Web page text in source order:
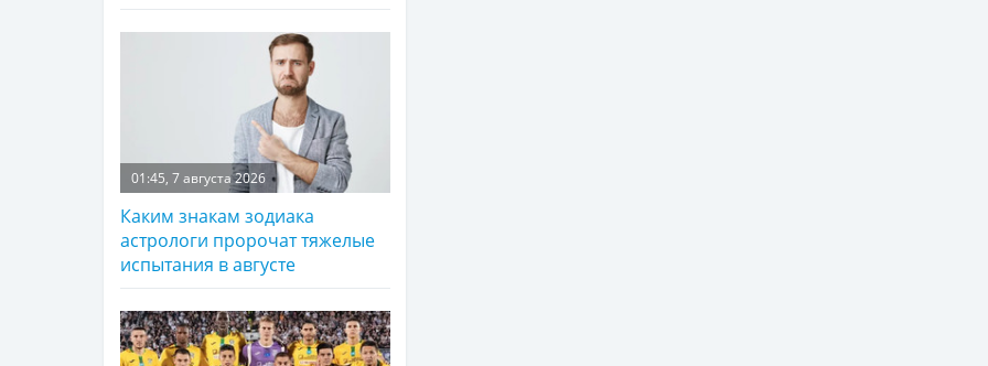
01:45, 7 августа 2026
Каким знакам зодиака
астрологи пророчат тяжелые
испытания в августе